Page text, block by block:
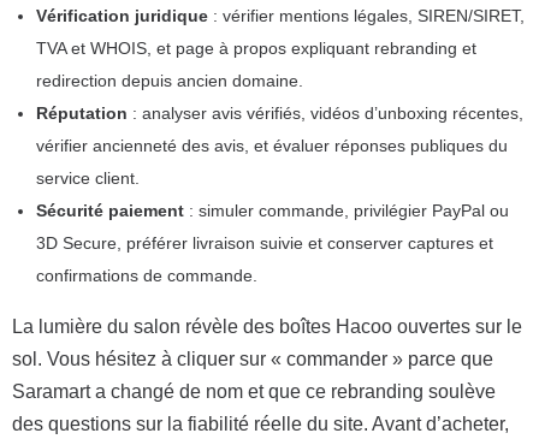
Vérification juridique : vérifier mentions légales, SIREN/SIRET,
TVA et WHOIS, et page à propos expliquant rebranding et
redirection depuis ancien domaine.
Réputation : analyser avis vérifiés, vidéos d’unboxing récentes,
vérifier ancienneté des avis, et évaluer réponses publiques du
service client.
Sécurité paiement : simuler commande, privilégier PayPal ou
3D Secure, préférer livraison suivie et conserver captures et
confirmations de commande.
La lumière du salon révèle des boîtes Hacoo ouvertes sur le
sol. Vous hésitez à cliquer sur « commander » parce que
Saramart a changé de nom et que ce rebranding soulève
des questions sur la fiabilité réelle du site. Avant d’acheter,